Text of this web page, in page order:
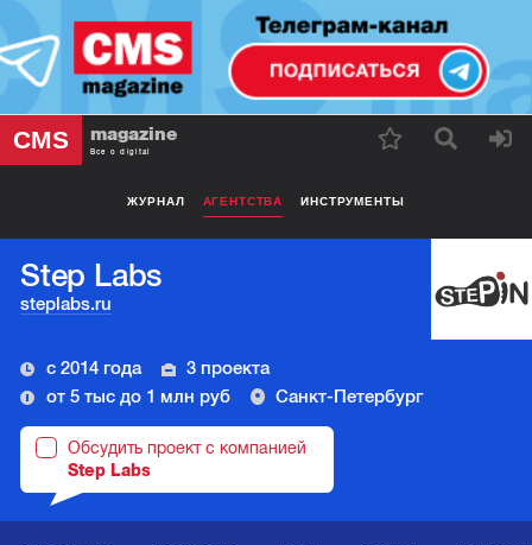
CMS magazine
Все о digital
ЖУРНАЛ АГЕНТСТВА ИНСТРУМЕНТЫ
Step Labs
steplabs.ru
с 2014 года
3 проекта
от 5 тыс до 1 млн руб
Санкт-Петербург
Обсудить проект с компанией
Step Labs